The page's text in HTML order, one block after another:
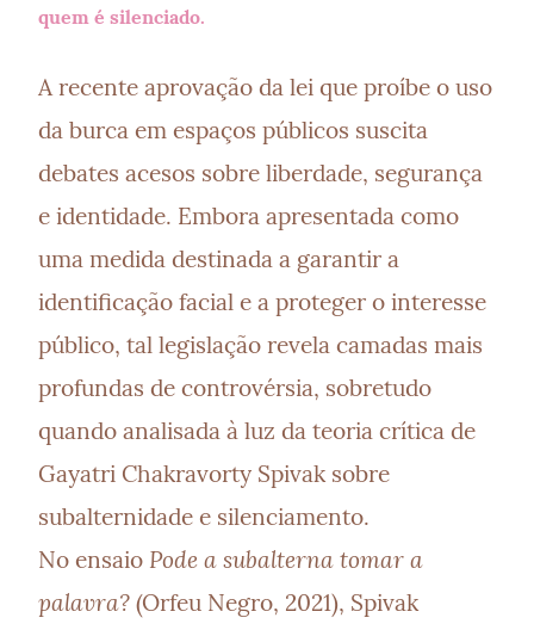
quem é silenciado.
A recente aprovação da lei que proíbe o uso
da burca em espaços públicos suscita
debates acesos sobre liberdade, segurança
e identidade. Embora apresentada como
uma medida destinada a garantir a
identificação facial e a proteger o interesse
público, tal legislação revela camadas mais
profundas de controvérsia, sobretudo
quando analisada à luz da teoria crítica de
Gayatri Chakravorty Spivak sobre
subalternidade e silenciamento.
No ensaio Pode a subalterna tomar a
palavra? (Orfeu Negro, 2021), Spivak